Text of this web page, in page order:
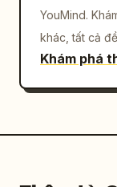
YouMind.
khác, tất cả
Khám phá